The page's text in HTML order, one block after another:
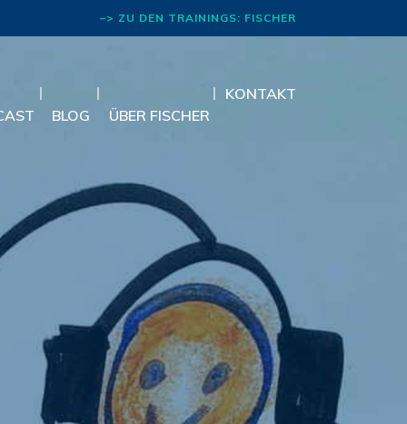
–> ZU DEN TRAININGS: FISCHER
BLOG ÜBER FISCHER
KONTAKT